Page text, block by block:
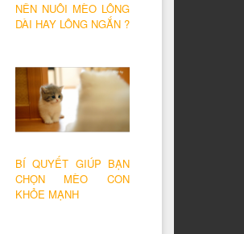
NÊN NUÔI MÈO LÔNG
DÀI HAY LÔNG NGẮN ?
BÍ QUYẾT GIÚP BẠN
CHỌN MÈO CON
KHỎE MẠNH